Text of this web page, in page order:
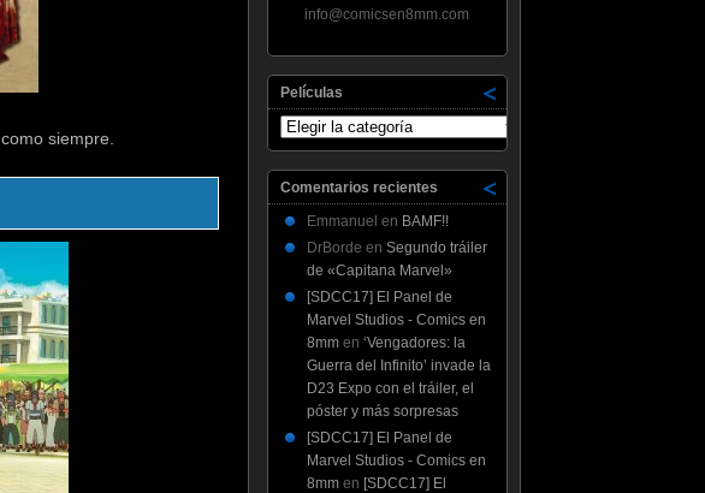
siempre.
info@comicsen8mm.com
Películas
Películas
Comentarios recientes
Emmanuel en BAMF!!
DrBorde en Segundo tráiler
de «Capitana Marvel»
[SDCC17] El Panel de
Marvel Studios - Comics en
8mmen ‘Vengadores: la
Guerra del Infinito’ invade la
D23 Expo con el tráiler, el
póster y más sorpresas
[SDCC17] El Panel de
Marvel Studios - Comics en
8mmen [SDCC17] El